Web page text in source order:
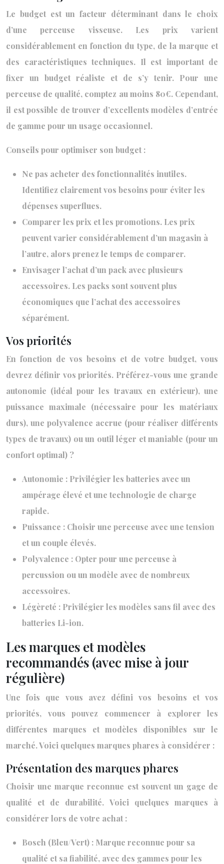
Le budget est un facteur déterminant dans le choix
d’une perceuse visseuse. Les prix varient
considérablement en fonction du type, de la marque et
des caractéristiques techniques. Il est important de
fixer un budget réaliste et de s’y tenir. Pour une
perceuse de qualité, comptez au moins 80€. Cependant,
il est possible de trouver d’excellents modèles d’entrée
de gamme pour un usage occasionnel.
Conseils pour optimiser son budget :
Ne pas acheter des fonctionnalités inutiles.
Identifiez clairement vos besoins pour éviter les
dépenses superflues.
Comparer les prix et les promotions. Les prix
peuvent varier considérablement d’un magasin à
l’autre, alors prenez le temps de comparer.
Envisager l’achat d’un pack avec plusieurs
accessoires. Les packs sont souvent plus
économiques que l’achat des accessoires
séparément.
Vos priorités
En fonction de vos besoins et de votre budget, vous
devrez définir vos priorités. Préférez-vous une grande
autonomie (idéal pour les travaux en extérieur), une
puissance maximale (nécessaire pour les matériaux
durs), une polyvalence accrue (pour réaliser différents
types de travaux) ou un outil léger et maniable (pour un
confort optimal) ?
Autonomie : Privilégier les batteries avec un
ampérage élevé et une technologie de charge
rapide.
Puissance : Choisir une perceuse avec une tension
et un couple élevés.
Polyvalence : Opter pour une perceuse à
percussion ou un modèle avec de nombreux
accessoires.
Légèreté : Privilégier les modèles sans fil avec des
batteries Li-ion.
Les marques et modèles
recommandés (avec mise à jour
régulière)
Une fois que vous avez défini vos besoins et vos
priorités, vous pouvez commencer à explorer les
différentes marques et modèles disponibles sur le
marché. Voici quelques marques phares à considérer :
Présentation des marques phares
Choisir une marque reconnue est souvent un gage de
qualité et de durabilité. Voici quelques marques à
considérer lors de votre achat :
Bosch (Bleu/Vert) : Marque reconnue pour sa
qualité et sa fiabilité, avec des gammes pour les